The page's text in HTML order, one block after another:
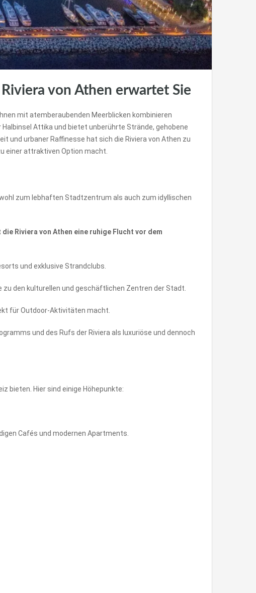
von Athen erwartet Sie
mit atemberaubenden Meerblicken kombinieren
Attika und bietet unberührte Strände, gehobene
und urbaner Raffinesse hat sich die Riviera von Athen zu
einer attraktiven Option macht.
zum lebhaften Stadtzentrum als auch zum idyllischen
Riviera von Athen eine ruhige Flucht vor dem
und exklusive Strandclubs.
den kulturellen und geschäftlichen Zentren der Stadt.
für Outdoor-Aktivitäten macht.
und des Rufs der Riviera als luxuriöse und dennoch
bieten. Hier sind einige Höhepunkte:
Cafés und modernen Apartments.